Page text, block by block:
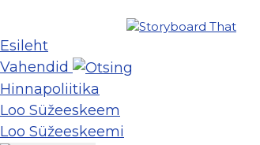
Esileht
Vahendid
Hinnapoliitika
Loo Süžeeskeem
Loo Süžeeskeemi